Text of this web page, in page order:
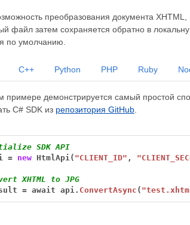
преобразования документа
файл затем сохраняется обратно в
по умолчанию.
демонстрируется самый простой
C# SDK из репозитория GitHub
SDK API
= new HtmlApi( "CLIENT_ID" ,
XHTML to JPG
= await api. ConvertAsync (
C++ Python PHP Ruby